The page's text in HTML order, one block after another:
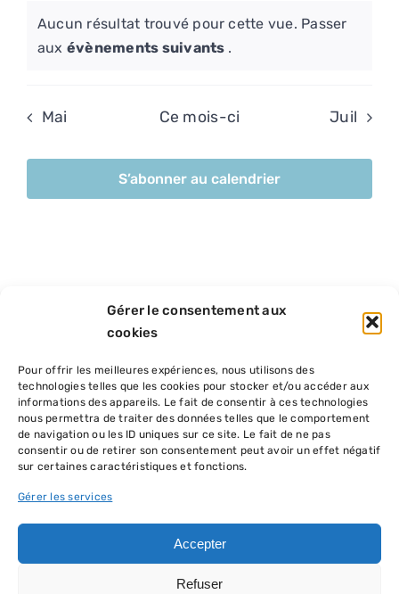
Gérer le consentement aux
cookies
Pour offrir les meilleures expériences, nous utilisons des
technologies telles que les cookies pour stocker et/ou accéder aux
informations des appareils. Le fait de consentir à ces technologies
nous permettra de traiter des données telles que le comportement
de navigation ou les ID uniques sur ce site. Le fait de ne pas
consentir ou de retirer son consentement peut avoir un effet négatif
sur certaines caractéristiques et fonctions.
Gérer les services
Accepter
Refuser
Notice
Aucun résultat trouvé pour cette vue. Passer
aux évènements suivants .
Mai Ce mois-ci Juil
S’abonner au calendrier